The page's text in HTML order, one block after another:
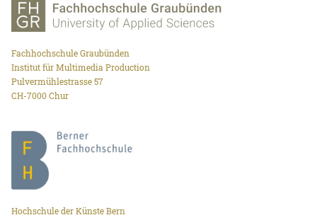
Fachhochschule Graubünden
Institut für Multimedia Production
Pulvermühlestrasse 57
CH-7000 Chur
Hochschule der Künste Bern